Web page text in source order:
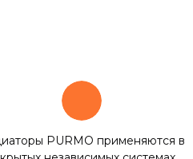
PURMO применяются в